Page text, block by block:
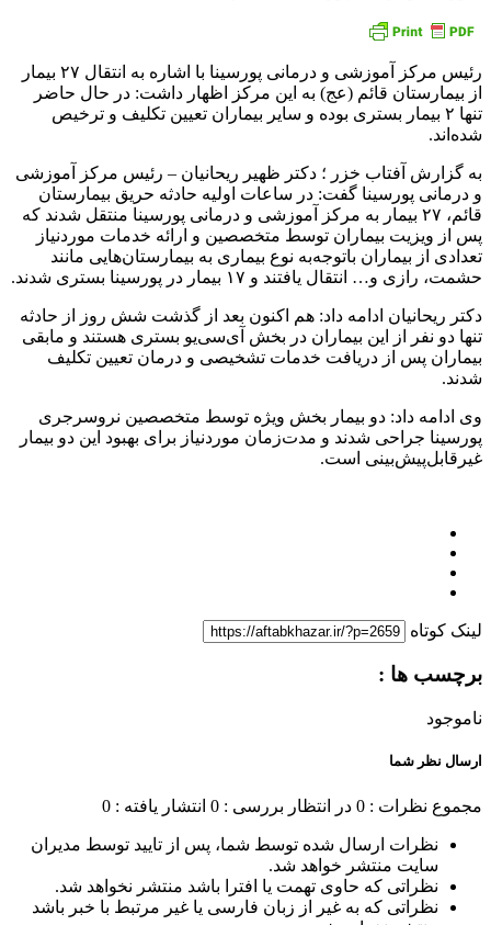
رئیس مرکز آموزشی و درمانی پورسینا با اشاره به انتقال ۲۷ بیمار
از بیمارستان قائم (عج) به این مرکز اظهار داشت: در حال حاضر
تنها ۲ بیمار بستری بوده و سایر بیماران تعیین تکلیف و ترخیص
شده‌اند.
به گزارش آفتاب خزر ؛ دکتر ظهیر ریحانیان – رئیس مرکز آموزشی
و درمانی پورسینا گفت: در ساعات اولیه حادثه حریق بیمارستان
قائم، ۲۷ بیمار به مرکز آموزشی و درمانی پورسینا منتقل شدند که
پس از ویزیت بیماران توسط متخصصین و ارائه خدمات موردنیاز
تعدادی از بیماران باتوجه‌به نوع بیماری به بیمارستان‌هایی مانند
حشمت، رازی و… انتقال یافتند و ۱۷ بیمار در پورسینا بستری شدند.
دکتر ریحانیان ادامه داد: هم اکنون بعد از گذشت شش روز از حادثه
تنها دو نفر از این بیماران در بخش آی‌سی‌یو بستری هستند و مابقی
بیماران پس از دریافت خدمات تشخیصی و درمان تعیین تکلیف
شدند.
وی ادامه داد: دو بیمار بخش ویژه توسط متخصصین نروسرجری
پورسینا جراحی شدند و مدت‌زمان موردنیاز برای بهبود این دو بیمار
غیرقابل‌پیش‌بینی است.
لینک کوتاه
برچسب ها :
ناموجود
ارسال نظر شما
مجموع نظرات : 0 در انتظار بررسی : 0 انتشار یافته : 0
نظرات ارسال شده توسط شما، پس از تایید توسط مدیران
سایت منتشر خواهد شد.
نظراتی که حاوی تهمت یا افترا باشد منتشر نخواهد شد.
نظراتی که به غیر از زبان فارسی یا غیر مرتبط با خبر باشد